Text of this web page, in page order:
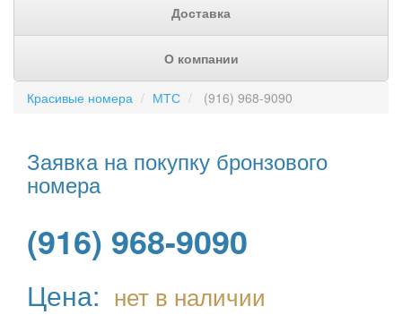
Доставка
О компании
Красивые номера МТС (916) 968-9090
Заявка на покупку бронзового
номера
(916) 968-9090
Цена: нет в наличии